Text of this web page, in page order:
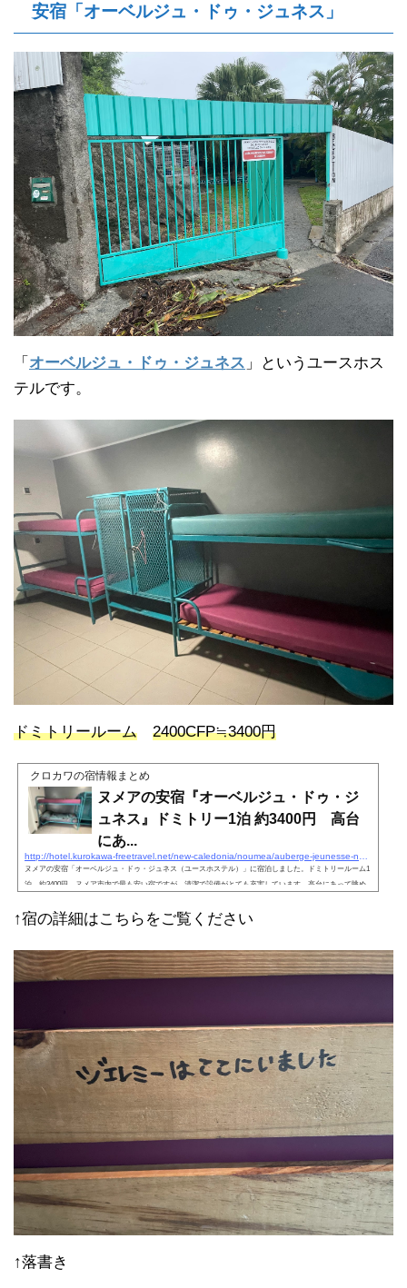
安宿「オーベルジュ・ドゥ・ジュネス 」
「 オーベルジュ・ドゥ・ジュネス 」というユースホス
テルです。
ドミトリールーム 2400CFP≒3400円
クロカワの宿情報まとめ
ヌメアの安宿『オーベルジュ・ドゥ・ジ
ュネス』ドミトリー1泊 約3400円 高台
にあ...
ヌメアの安宿「オーベルジュ・ドゥ・ジュネス（ユースホステル）」に宿泊しました。ドミトリールーム1
泊、約3400円。ヌメア市内で最も安い宿ですが、清潔で設備がとても充実しています。高台にあって眺め
↑宿の詳細はこちらをご覧ください
↑落書き